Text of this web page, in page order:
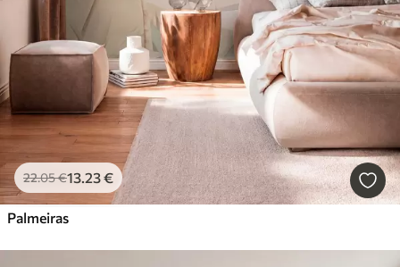
22.05€13.23€
Palmeiras